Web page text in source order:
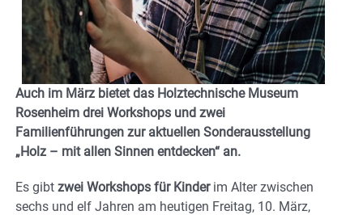
Auch im März bietet das Holztechnische Museum
Rosenheim drei Workshops und zwei
Familienführungen zur aktuellen Sonderausstellung
„Holz – mit allen Sinnen entdecken“ an.
Es gibt zwei Workshops für Kinderim Alter zwischen
sechs und elf Jahren am heutigen Freitag, 10. März,